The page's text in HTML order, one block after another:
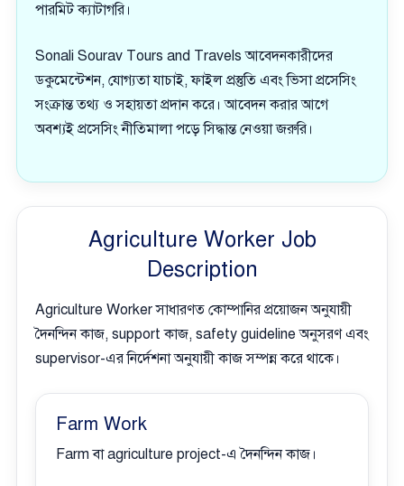
পারমিট ক্যাটাগরি।
Sonali Sourav Tours and Travels আবেদনকারীদের
ডকুমেন্টেশন, যোগ্যতা যাচাই, ফাইল প্রস্তুতি এবং ভিসা প্রসেসিং
সংক্রান্ত তথ্য ও সহায়তা প্রদান করে। আবেদন করার আগে
অবশ্যই প্রসেসিং নীতিমালা পড়ে সিদ্ধান্ত নেওয়া জরুরি।
Agriculture Worker Job
Description
Agriculture Worker সাধারণত কোম্পানির প্রয়োজন অনুযায়ী
দৈনন্দিন কাজ, support কাজ, safety guideline অনুসরণ এবং
supervisor-এর নির্দেশনা অনুযায়ী কাজ সম্পন্ন করে থাকে।
Farm Work
Farm বা agriculture project-এ দৈনন্দিন কাজ।